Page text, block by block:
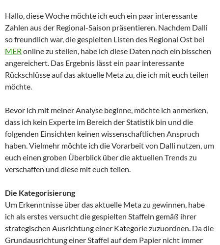
Hallo, diese Woche möchte ich euch ein paar interessante
Zahlen aus der Regional-Saison präsentieren. Nachdem Dalli
so freundlich war, die gespielten Listen des Regional Ost bei
MER online zu stellen, habe ich diese Daten noch ein bisschen
angereichert. Das Ergebnis lässt ein paar interessante
Rückschlüsse auf das aktuelle Meta zu, die ich mit euch teilen
möchte.
Bevor ich mit meiner Analyse beginne, möchte ich anmerken,
dass ich kein Experte im Bereich der Statistik bin und die
folgenden Einsichten keinen wissenschaftlichen Anspruch
haben. Vielmehr möchte ich die Vorarbeit von Dalli nutzen, um
euch einen groben Überblick über die aktuellen Trends zu
verschaffen und diese mit euch teilen.
Die Kategorisierung
Um Erkenntnisse über das aktuelle Meta zu gewinnen, habe
ich als erstes versucht die gespielten Staffeln gemäß ihrer
strategischen Ausrichtung einer Kategorie zuzuordnen. Da die
Grundausrichtung einer Staffel auf dem Papier nicht immer